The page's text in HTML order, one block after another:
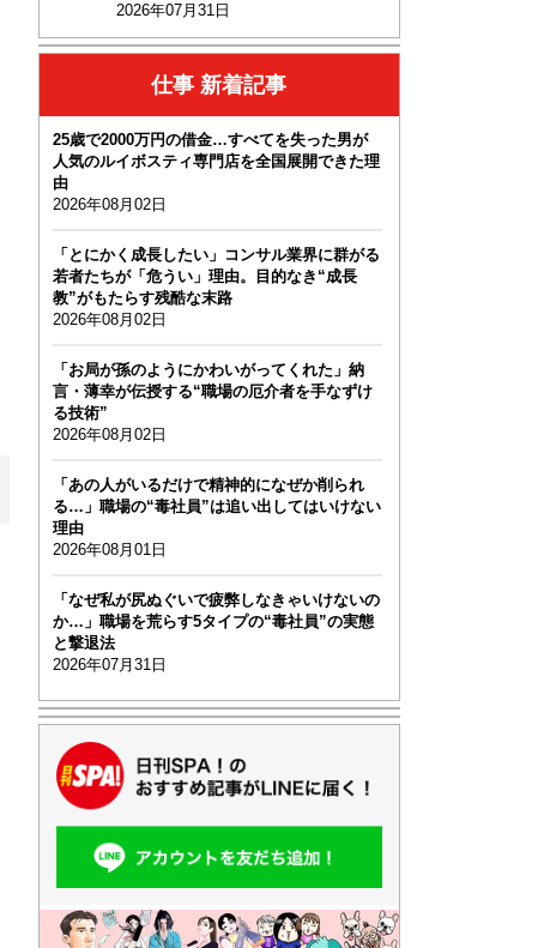
2026年07月31日
仕事 新着記事
25歳で2000万円の借金…すべてを失った男が
人気のルイボスティ専門店を全国展開できた理
由
2026年08月02日
「とにかく成長したい」コンサル業界に群がる
若者たちが「危うい」理由。目的なき“成長
教”がもたらす残酷な末路
2026年08月02日
「お局が孫のようにかわいがってくれた」納
言・薄幸が伝授する“職場の厄介者を手なずけ
る技術”
2026年08月02日
「あの人がいるだけで精神的になぜか削られ
る…」職場の“毒社員”は追い出してはいけない
理由
2026年08月01日
「なぜ私が尻ぬぐいで疲弊しなきゃいけないの
か…」職場を荒らす5タイプの“毒社員”の実態
と撃退法
2026年07月31日